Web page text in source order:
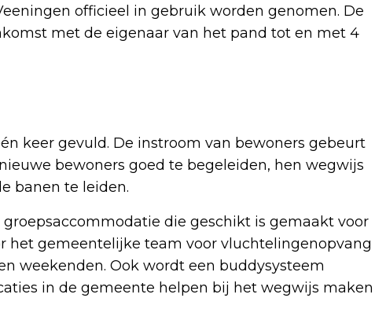
officieel in gebruik worden genomen. De
met de eigenaar van het pand tot en met 4
keer gevuld. De instroom van bewoners gebeurt
bewoners goed te begeleiden, hen wegwijs
banen te leiden.
die geschikt is gemaakt voor
het gemeentelijke team voor vluchtelingenopvang
weekenden. Ook wordt een buddysysteem
in de gemeente helpen bij het wegwijs maken